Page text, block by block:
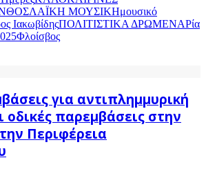
ΛΑΪΚΗ ΜΟΥΣΙΚΗμουσικό
ΙακωβίδηςΠΟΛΙΤΙΣΤΙΚΑ ΔΡΩΜΕΝΑΡία
Φλοίσβος
για αντιπλημμυρική
οδικές παρεμβάσεις στην
Περιφέρεια